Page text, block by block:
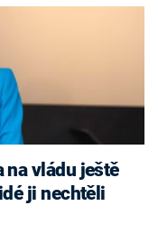
na vládu ještě
ji nechtěli